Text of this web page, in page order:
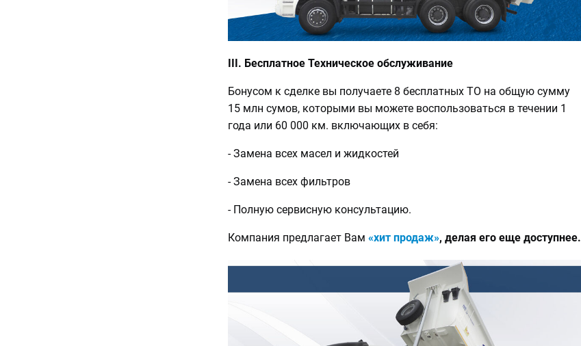
III. Бесплатное Техническое обслуживание
Бонусом к сделке вы получаете 8 бесплатных ТО на общую сумму
15 млн сумов, которыми вы можете воспользоваться в течении 1
года или 60 000 км. включающих в себя:
- Замена всех масел и жидкостей
- Замена всех фильтров
- Полную сервисную консультацию.
Компания предлагает Вам «хит продаж», делая его еще доступнее.